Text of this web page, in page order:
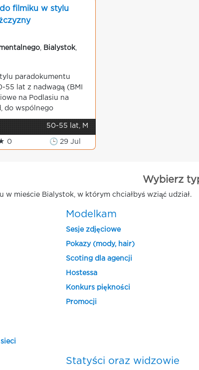
filmiku w stylu
Bialystok,
paradokumentu
55 lat z nadwagą (BMI
na Podlasiu na
do wspólnego
50-55 lat, M
0 🕒 29 Jul
Wybierz
w mieście Bialystok, w którym chciałbyś wziąć udział.
Modelkam
Sesje zdjęciowe
Pokazy (mody, hair)
Scoting dla agencji
Hostessa
Konkurs piękności
Promocji
Statyści oraz widzowie